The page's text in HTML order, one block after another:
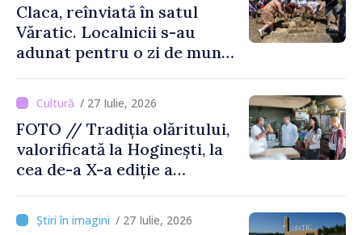
Claca, reînviată în satul
Văratic. Localnicii s-au
adunat pentru o zi de muncă
/ 27 Iulie, 2026
FOTO // Tradiția olăritului,
valorificată la Hoginești, la
cea de-a X-a ediție a
Vasile Gonciari”
/ 27 Iulie, 2026